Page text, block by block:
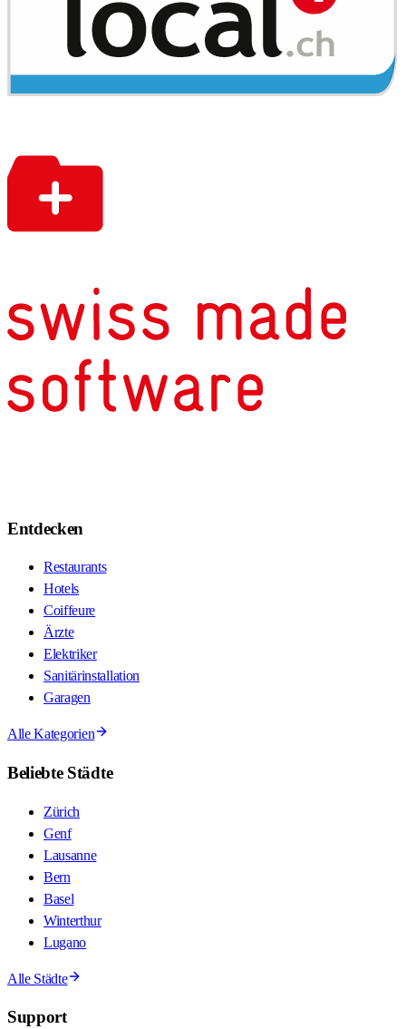
Entdecken
Restaurants
Hotels
Coiffeure
Ärzte
Elektriker
Sanitärinstallation
Garagen
Alle Kategorien
Beliebte Städte
Zürich
Genf
Lausanne
Bern
Basel
Winterthur
Lugano
Alle Städte
Support